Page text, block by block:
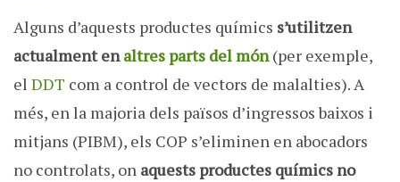
Alguns d’aquests productes químics s’utilitzen
actualment enaltres parts del món(per exemple,
el DDT com a control de vectors de malalties). A
més, en la majoria dels països d’ingressos baixos i
mitjans (PIBM), els COP s’eliminen en abocadors
no controlats, on aquests productes químics no